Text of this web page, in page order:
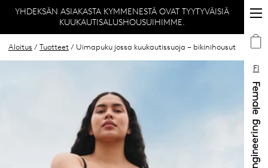
FI
YHDEKSÄN ASIAKASTA KYMMENESTÄ OVAT TYYTYVÄISIÄ
KUUKAUTISALUSHOUSUIHIMME.
Aloitus / Tuotteet / Uimapuku jossa kuukautissuoja – bikinihousut